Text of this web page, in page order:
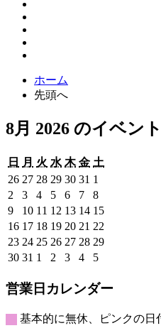
ホーム
先頭へ
8月 2026 のイベント
日
日
曜
日
月 月
曜
日
火 火
曜
日
水水
曜
日
木木
曜
日
金金
曜
日
土
262026
年
7
月
26
日
272026
年
7
月
27
日
282026
年
7
月
28
日
292026
年
7
月
29
日
302026
年
7
月
30
日
31 2026
年
7
月
31
日
1
8
月
1
日
2 2026
年
8
月
2
日
32026
年
8
月
3
日
42026
年
8
月
4
日
52026
年
8
月
5
日
62026
年
8
月
6
日
72026
年
8
月
7
日
82026
年
8
月
8
日
92026
年
8
月
9
日
102026
年
8
月
10
日
11 2026
年
8
月
11
12 2026
年
8
月
12
132026
年
8
月
13
142026
年
8
月
14
日
152026
8
162026
年
8
16
日
172026
年
8
17
日
182026
年
8
18
日
192026
年
8
19
日
202026
年
8
20
日
21 2026
年
8
21
日
22
年
232026
年
月
23
日
242026
年
月
24
日
252026
年
月
25
日
262026
年
月
26
日
272026
年
月
27
日
282026
年
月
28
292026
日
302026
8
月
30
日
31 2026
8
月
31
日
1 2026
9
月
1
日
2 2026
9
月
2
日
32026
9
月
3
日
42026
9
月
4
日
52026
9
5
日
営業日カレンダー
基本的に無休、ピンクの日